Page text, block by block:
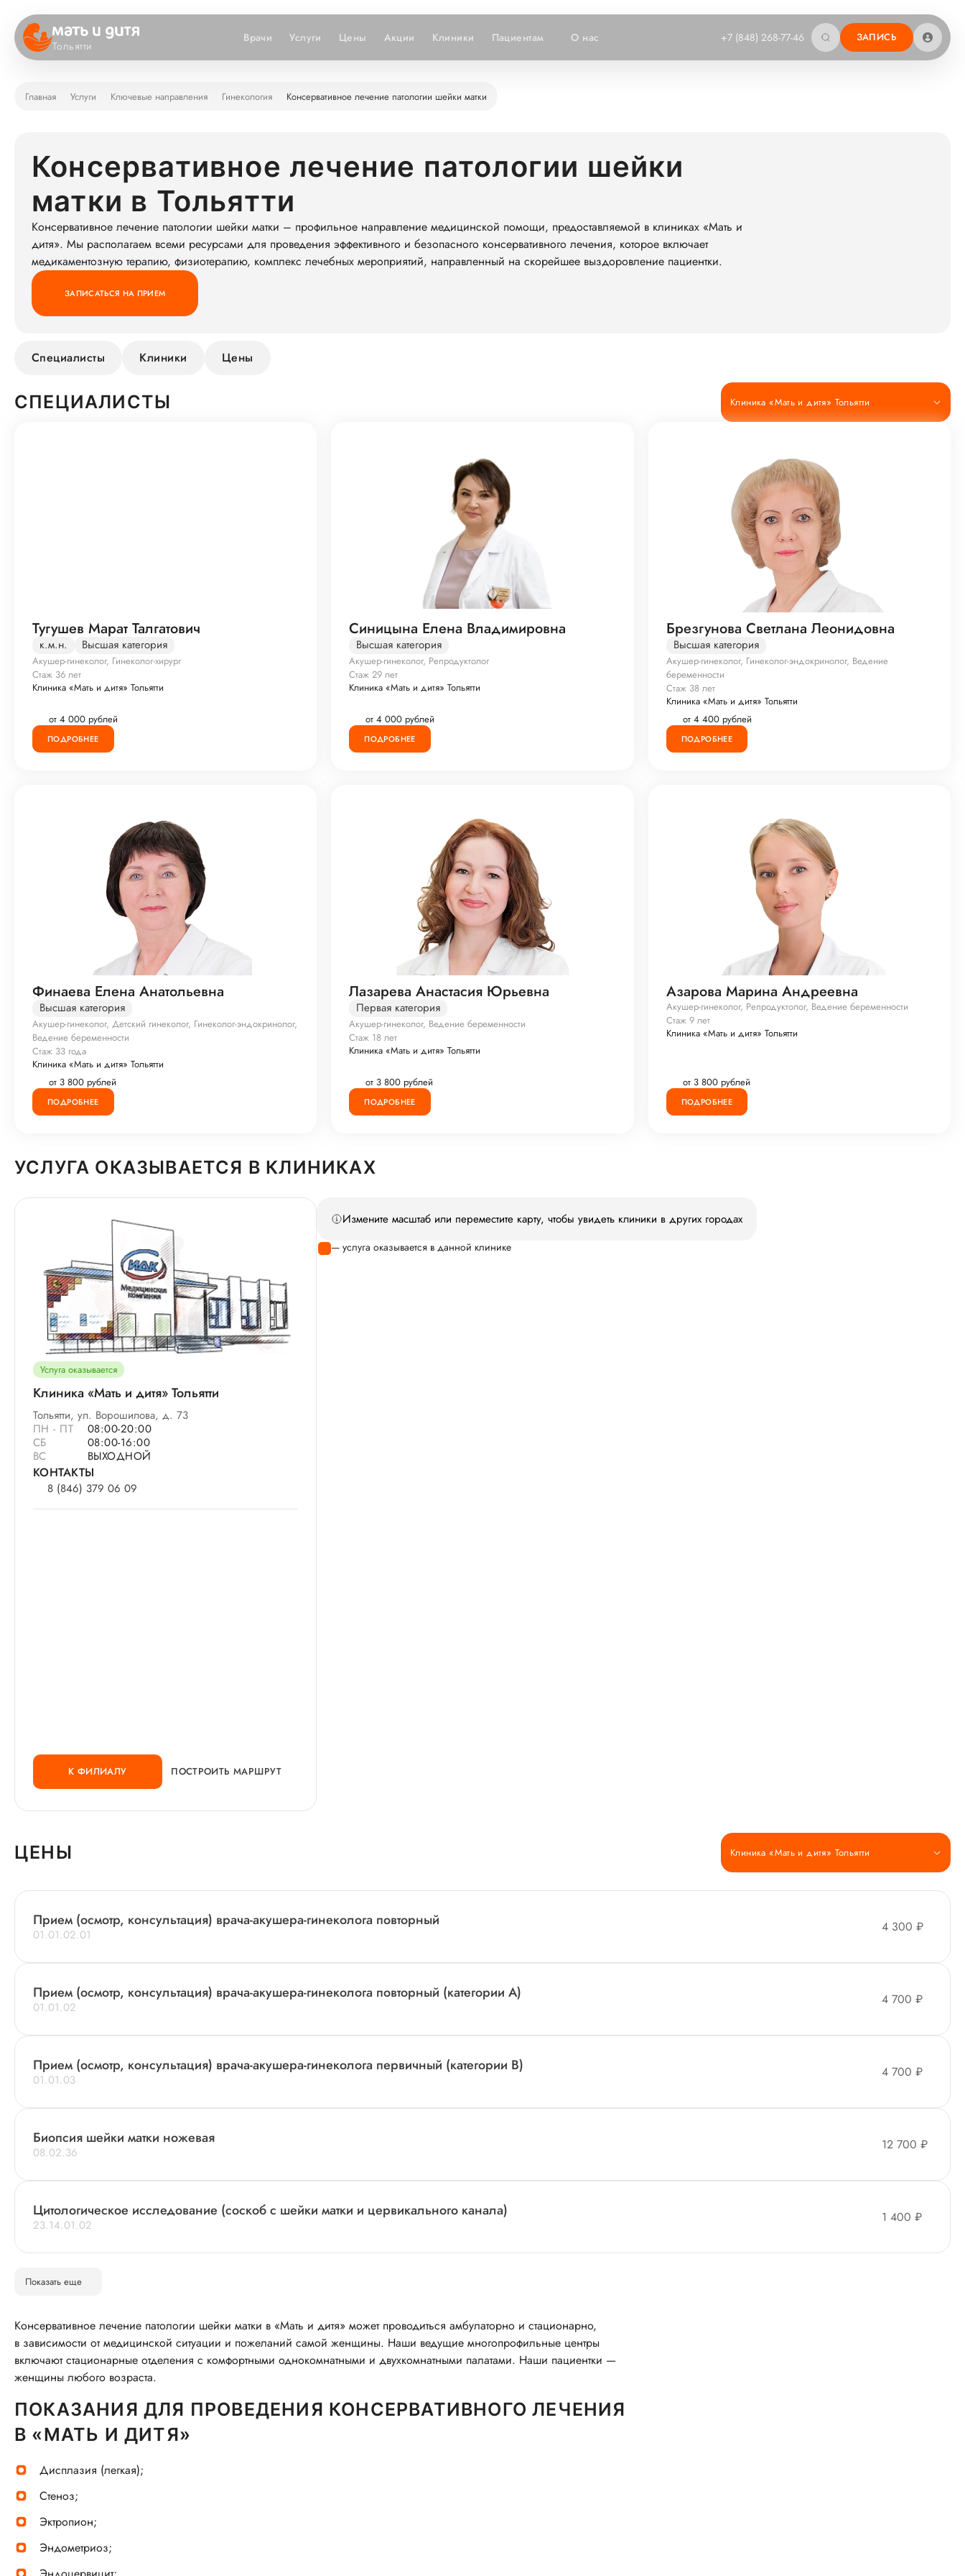
Тольятти
Врачи Услуги Цены Акции Клиники Пациентам О нас +7 (848) 268-77-46 ЗАПИСЬ
Главная Услуги Ключевые направления Гинекология Консервативное лечение патологии шейки матки
Консервативное лечение патологии шейки
матки в Тольятти
Консервативное лечение патологии шейки матки – профильное направление медицинской помощи, предоставляемой в клиниках «Мать и
дитя». Мы располагаем всеми ресурсами для проведения эффективного и безопасного консервативного лечения, которое включает
медикаментозную терапию, физиотерапию, комплекс лечебных мероприятий, направленный на скорейшее выздоровление пациентки.
ЗАПИСАТЬСЯ НА ПРИЕМ
Специалисты Клиники Цены
СПЕЦИАЛИСТЫ Клиника «Мать и дитя» Тольятти
Тугушев Марат Талгатович
к.м.н. Высшая категория
Акушер-гинеколог, Гинеколог-хирург
Стаж 36 лет
Клиника «Мать и дитя» Тольятти
от 4 000 рублей
ПОДРОБНЕЕ
Синицына Елена Владимировна
Высшая категория
Акушер-гинеколог, Репродуктолог
Стаж 29 лет
Клиника «Мать и дитя» Тольятти
от 4 000 рублей
ПОДРОБНЕЕ
Брезгунова Светлана Леонидовна
Высшая категория
Акушер-гинеколог, Гинеколог-эндокринолог, Ведение
беременности
Стаж 38 лет
Клиника «Мать и дитя» Тольятти
от 4 400 рублей
ПОДРОБНЕЕ
Финаева Елена Анатольевна
Высшая категория
Акушер-гинеколог, Детский гинеколог, Гинеколог-эндокринолог,
Ведение беременности
Стаж 33 года
Клиника «Мать и дитя» Тольятти
от 3 800 рублей
ПОДРОБНЕЕ
Лазарева Анастасия Юрьевна
Первая категория
Акушер-гинеколог, Ведение беременности
Стаж 18 лет
Клиника «Мать и дитя» Тольятти
от 3 800 рублей
ПОДРОБНЕЕ
Азарова Марина Андреевна
Акушер-гинеколог, Репродуктолог, Ведение беременности
Стаж 9 лет
Клиника «Мать и дитя» Тольятти
от 3 800 рублей
ПОДРОБНЕЕ
УСЛУГА ОКАЗЫВАЕТСЯ В КЛИНИКАХ
Услуга оказывается
Клиника «Мать и дитя» Тольятти
Тольятти, ул. Ворошилова, д. 73
ПН - ПТ
08:00-20:00
СБ
08:00-16:00
ВС
ВЫХОДНОЙ
КОНТАКТЫ
8 (846) 379 06 09
К ФИЛИАЛУ ПОСТРОИТЬ МАРШРУТ
Измените масштаб или переместите карту, чтобы увидеть клиники в других городах
— услуга оказывается в данной клинике
ЦЕНЫ Клиника «Мать и дитя» Тольятти
Прием (осмотр, консультация) врача-акушера-гинеколога повторный
01.01.02.01
4 300 ₽
Прием (осмотр, консультация) врача-акушера-гинеколога повторный (категории А)
01.01.02
4 700 ₽
Прием (осмотр, консультация) врача-акушера-гинеколога первичный (категории В)
01.01.03
4 700 ₽
Биопсия шейки матки ножевая
08.02.36
12 700 ₽
Цитологическое исследование (соскоб с шейки матки и цервикального канала)
23.14.01.02
1 400 ₽
Показать еще
Консервативное лечение патологии шейки матки в «Мать и дитя» может проводиться амбулаторно и стационарно,
в зависимости от медицинской ситуации и пожеланий самой женщины. Наши ведущие многопрофильные центры
включают стационарные отделения с комфортными однокомнатными и двухкомнатными палатами. Наши пациентки —
женщины любого возраста.
ПОКАЗАНИЯ ДЛЯ ПРОВЕДЕНИЯ КОНСЕРВАТИВНОГО ЛЕЧЕНИЯ
В «МАТЬ И ДИТЯ»
Дисплазия (легкая);
Стеноз;
Эктропион;
Эндометриоз;